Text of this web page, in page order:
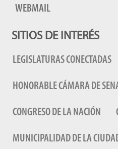
WEBMAIL
SITIOS DE INTERÉS
LEGISLATURAS CONECTADAS
HONORABLE CÁMARA DE
CONGRESO DE LA NACIÓN
MUNICIPALIDAD DE LA